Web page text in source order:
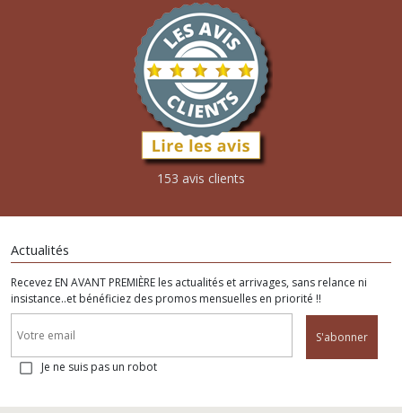
153 avis clients
Actualités
Recevez EN AVANT PREMIÈRE les actualités et arrivages, sans relance ni
insistance..et bénéficiez des promos mensuelles en priorité !!
S'abonner
Je ne suis pas un robot